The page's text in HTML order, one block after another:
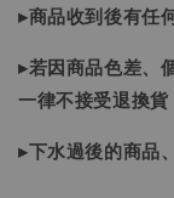
▸商品收到後有任
▸若因商品色差、
一律不接受退換貨
▸下水過後的商品